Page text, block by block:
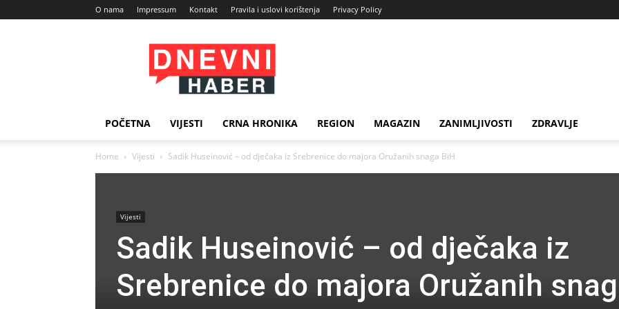
O nama Impressum Kontakt Pravila i uslovi korištenja Privacy Policy
Dnevni
Haber
POČETNA VIJESTI CRNA HRONIKA REGION MAGAZIN ZANIMLJIVOSTI ZDRAVLJE
Home Vijesti Sadik Huseinović – od dječaka iz Srebrenice do majora Oružanih snaga BiH
Vijesti
Sadik Huseinović – od dječaka iz
Srebrenice do majora Oružanih